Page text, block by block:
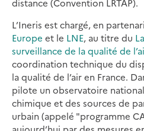
distance (Convention LRTAP).
L’Ineris est chargé, en
Europe et le LNE, au titre du
surveillance de la qualité de
coordination technique du
la qualité de l’air en France.
pilote un observatoire
chimique et des sources de
urbain (appelé "programme